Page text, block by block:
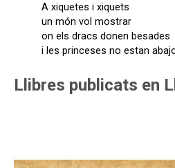
A xiquetes i xiquets
un món vol mostrar
on els dracs donen besades
i les princeses no estan
Llibres publicats en